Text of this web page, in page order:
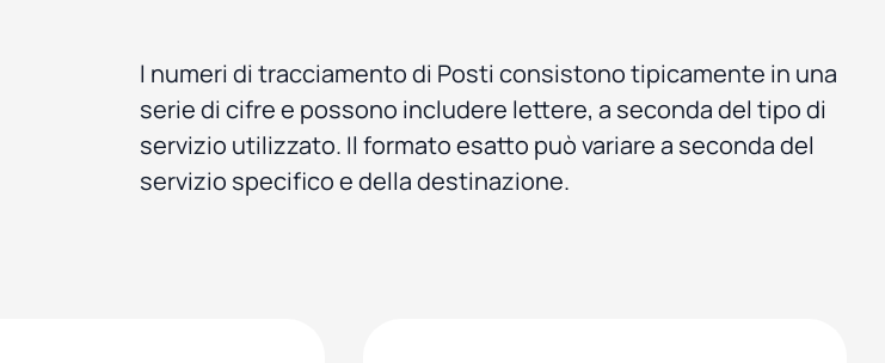
I numeri di tracciamento di Posti consistono tipicamente in una
serie di cifre e possono includere lettere, a seconda del tipo di
servizio utilizzato. Il formato esatto può variare a seconda del
servizio specifico e della destinazione.